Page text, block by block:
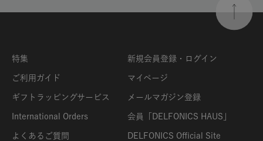
特集
ご利用ガイド
ギフトラッピングサービス
International Orders
よくあるご質問
新規会員登録・ログイン
マイページ
メールマガジン登録
会員「DELFONICS HAUS」
DELFONICS Official Site